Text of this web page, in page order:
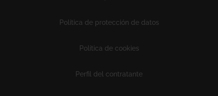
Política de protección de datos
Política de cookies
Perfil del contratante